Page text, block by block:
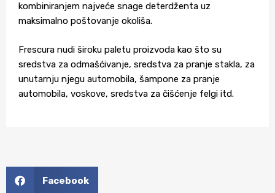
kombiniranjem najveće snage deterdženta uz
maksimalno poštovanje okoliša.
Frescura nudi široku paletu proizvoda kao što su
sredstva za odmašćivanje, sredstva za pranje stakla, za
unutarnju njegu automobila, šampone za pranje
automobila, voskove, sredstva za čišćenje felgi itd.
Facebook